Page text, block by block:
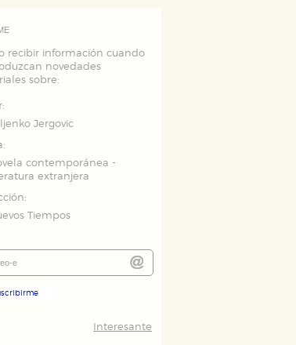
recibir información cuando
novedades
sobre:
Jergovic
contemporánea -
extranjera
Tiempos
Interesante